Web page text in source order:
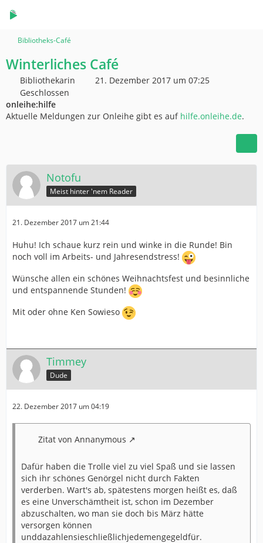
Bibliotheks-Café
Winterliches Café
Bibliothekarin
21. Dezember 2017 um 07:25
Geschlossen
onleihe:hilfe
Aktuelle Meldungen zur Onleihe gibt es auf hilfe.onleihe.de.
Notofu
Meist hinter 'nem Reader
21. Dezember 2017 um 21:44
Huhu! Ich schaue kurz rein und winke in die Runde! Bin
noch voll im Arbeits- und Jahresendstress!
Wünsche allen ein schönes Weihnachtsfest und besinnliche
und entspannende Stunden!
Mit oder ohne Ken Sowieso
Timmey
Dude
22. Dezember 2017 um 04:19
Zitat von Annanymous
Dafür haben die Trolle viel zu viel Spaß und sie lassen
sich ihr schönes Genörgel nicht durch Fakten
verderben. Wart's ab, spätestens morgen heißt es, daß
es eine Unverschämtheit ist, schon im Dezember
abzuschalten, wo man sie doch bis März hätte
versorgen können
unddazahlensieschließlichjedemengegeldfür.